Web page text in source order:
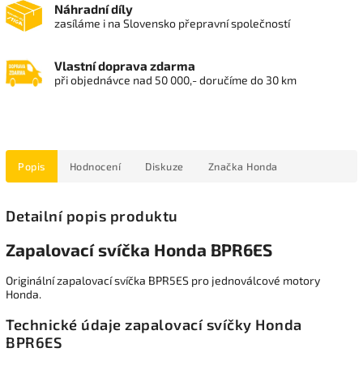
Náhradní díly
zasíláme i na Slovensko přepravní společností
Vlastní doprava zdarma
při objednávce nad 50 000,- doručíme do 30 km
Popis Hodnocení Diskuze Značka Honda
Detailní popis produktu
Zapalovací svíčka Honda BPR6ES
Originální zapalovací svíčka BPR5ES pro jednoválcové motory
Honda.
Technické údaje zapalovací svíčky Honda
BPR6ES